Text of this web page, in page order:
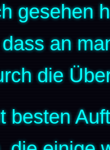
gesehen
an
die
besten